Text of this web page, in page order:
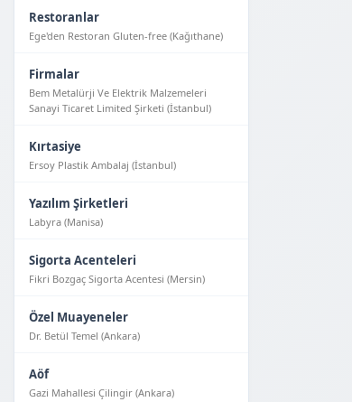
Restoranlar
Ege'den Restoran Gluten-free (Kağıthane)
Firmalar
Bem Metalürji Ve Elektrik Malzemeleri
Sanayi Ticaret Limited Şirketi (İstanbul)
Kırtasiye
Ersoy Plastik Ambalaj (İstanbul)
Yazılım Şirketleri
Labyra (Manisa)
Sigorta Acenteleri
Fikri Bozgaç Sigorta Acentesi (Mersin)
Özel Muayeneler
Dr. Betül Temel (Ankara)
Aöf
Gazi Mahallesi Çilingir (Ankara)